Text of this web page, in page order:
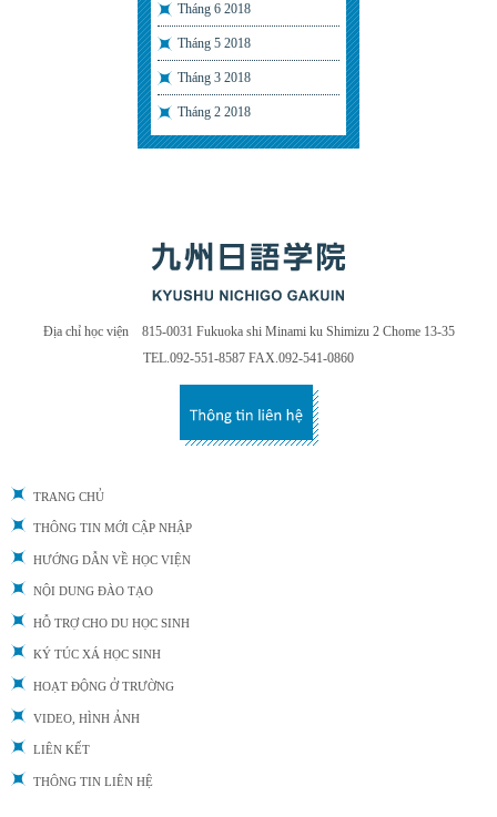
Tháng 6 2018
Tháng 5 2018
Tháng 3 2018
Tháng 2 2018
Địa chỉ học viện 815-0031 Fukuoka shi Minami ku Shimizu 2 Chome 13-35
TEL.092-551-8587 FAX.092-541-0860
TRANG CHỦ
THÔNG TIN MỚI CẬP NHẬP
HƯỚNG DẪN VỀ HỌC VIỆN
NỘI DUNG ĐÀO TẠO
HỖ TRỢ CHO DU HỌC SINH
KÝ TÚC XÁ HỌC SINH
HOẠT ĐỘNG Ở TRƯỜNG
VIDEO, HÌNH ẢNH
LIÊN KẾT
THÔNG TIN LIÊN HỆ